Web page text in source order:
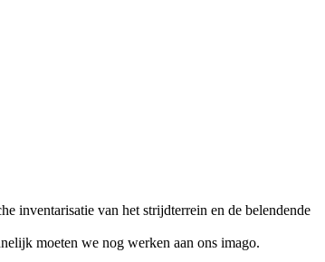
inventarisatie van het strijdterrein en de belendende
moeten we nog werken aan ons imago.